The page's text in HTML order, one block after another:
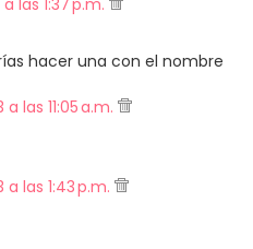
las 1:37 p.m.
hacer una con el nombre
las 11:05 a.m.
las 1:43 p.m.